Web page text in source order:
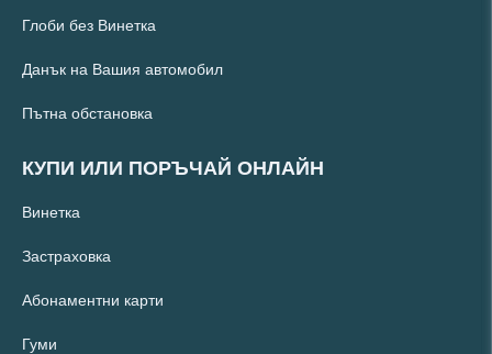
Глоби без Винетка
Данък на Вашия автомобил
Пътна обстановка
КУПИ ИЛИ ПОРЪЧАЙ ОНЛАЙН
Винетка
Застраховка
Абонаментни карти
Гуми